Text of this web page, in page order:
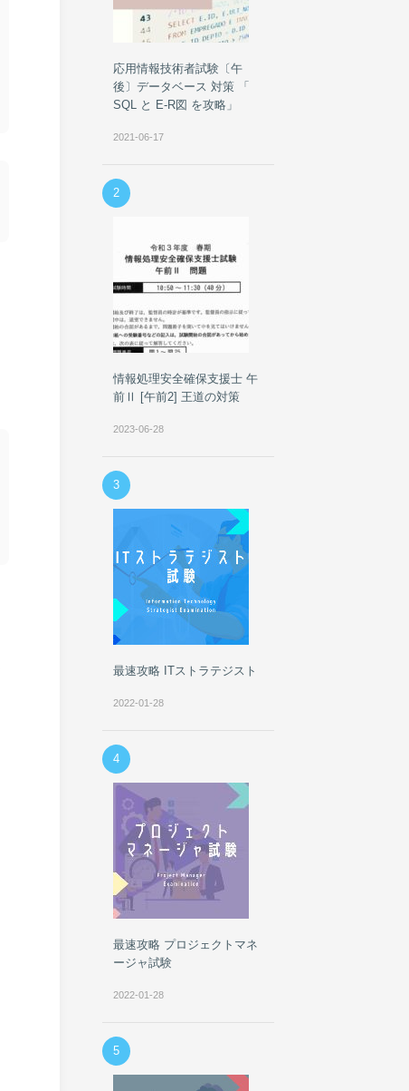
応用情報技術者試験〔午
後〕データベース 対策 「
SQL と E-R図 を攻略」
2021-06-17
2
情報処理安全確保支援士 午
前Ⅱ [午前2] 王道の対策
2023-06-28
3
最速攻略 ITストラテジスト
2022-01-28
4
最速攻略 プロジェクトマネ
ージャ試験
2022-01-28
5